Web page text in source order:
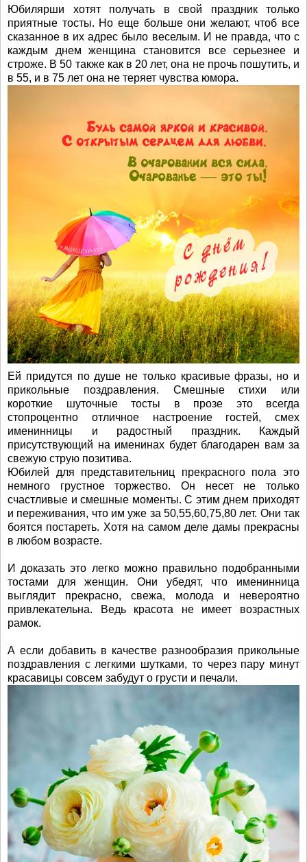
Юбилярши хотят получать в свой праздник только
приятные тосты. Но еще больше они желают, чтоб все
сказанное в их адрес было веселым. И не правда, что с
каждым днем женщина становится все серьезнее и
строже. В 50 также как в 20 лет, она не прочь пошутить, и
в 55, и в 75 лет она не теряет чувства юмора.
Ей придутся по душе не только красивые фразы, но и
прикольные поздравления. Смешные стихи или
короткие шуточные тосты в прозе это всегда
стопроцентно отличное настроение гостей, смех
именинницы и радостный праздник. Каждый
присутствующий на именинах будет благодарен вам за
свежую струю позитива.
Юбилей для представительниц прекрасного пола это
немного грустное торжество. Он несет не только
счастливые и смешные моменты. С этим днем приходят
и переживания, что им уже за 50,55,60,75,80 лет. Они так
боятся постареть. Хотя на самом деле дамы прекрасны
в любом возрасте.
И доказать это легко можно правильно подобранными
тостами для женщин. Они убедят, что именинница
выглядит прекрасно, свежа, молода и невероятно
привлекательна. Ведь красота не имеет возрастных
рамок.
А если добавить в качестве разнообразия прикольные
поздравления с легкими шутками, то через пару минут
красавицы совсем забудут о грусти и печали.